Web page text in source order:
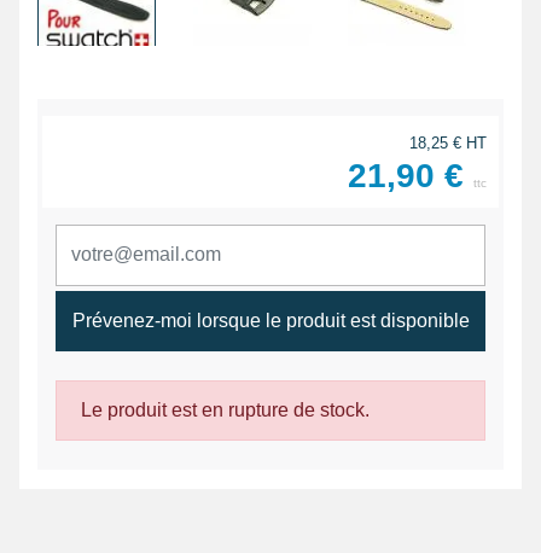
18,25 € HT
21,90 € ttc
Prévenez-moi lorsque le produit est disponible
Le produit est en rupture de stock.